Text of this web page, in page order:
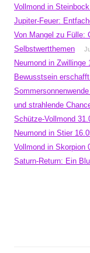
Vollmond in
Jupiter-Feuer:
Von Mangel zu Fülle:
Selbstwertthemen
Neumond in
Bewusstsein
und strahlende
Schütze-Vollmond
Neumond in Stier
Vollmond in Skorpion
Saturn-Return: Ein